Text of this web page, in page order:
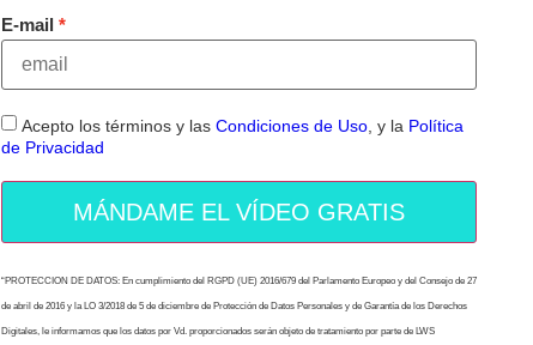
E-mail
Acepto los términos y las Condiciones de Uso, y la Política
de Privacidad
MÁNDAME EL VÍDEO GRATIS
“PROTECCION DE DATOS: En cumplimiento del RGPD (UE) 2016/679 del Parlamento Europeo y del Consejo de 27
de abril de 2016 y la LO 3/2018 de 5 de diciembre de Protección de Datos Personales y de Garantía de los Derechos
Digitales, le informamos que los datos por Vd. proporcionados serán objeto de tratamiento por parte de LWS